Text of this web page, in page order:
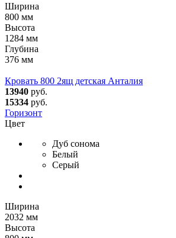
Ширина
800 мм
Высота
1284 мм
Глубина
376 мм
Кровать 800 2ящ детская Анталия
13940 руб.
15334 руб.
Горизонт
Цвет
Дуб сонома
Белый
Серый
Ширина
2032 мм
Высота